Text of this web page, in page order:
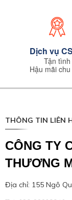
Dịch vụ
Tận tình
Hậu mãi
THÔNG TIN LIÊN
CÔNG TY
THƯƠNG
Địa chỉ: 155 Ngô